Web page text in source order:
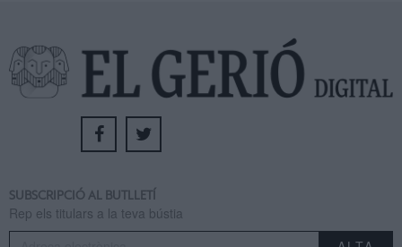
SUBSCRIPCIÓ AL BUTLLETÍ
Rep els titulars a la teva bústia